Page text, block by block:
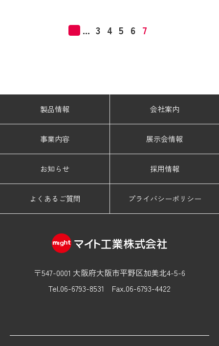
... 3 4 5 6 7
製品情報 会社案内
事業内容 展示会情報
お知らせ 採用情報
よくあるご質問 プライバシーポリシー
〒547-0001 大阪府大阪市平野区加美北4-5-6
Tel.06-6793-8531
Fax.06-6793-4422